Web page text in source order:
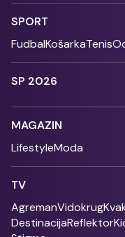
SPORT
FudbalKošarkaTenis
SP 2026
MAGAZIN
LifestyleModa
TV
AgremanVidokrug
DestinacijaReflektor